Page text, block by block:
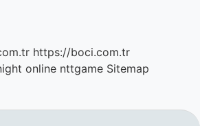
https://boci.com.tr
online nttgame Sitemap